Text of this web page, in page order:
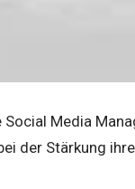
Media
der Stärkung